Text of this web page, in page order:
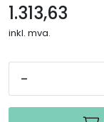
1.313,63
inkl. mva.
-